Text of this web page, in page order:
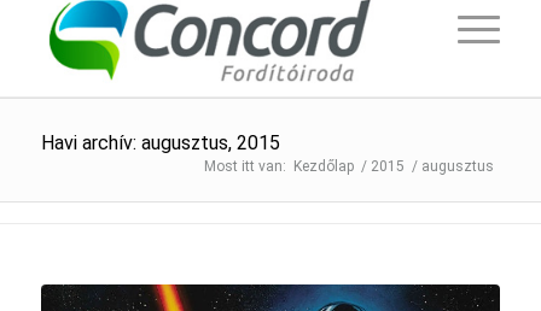
Havi archív: augusztus, 2015
Kezdőlap / 2015 / augusztus